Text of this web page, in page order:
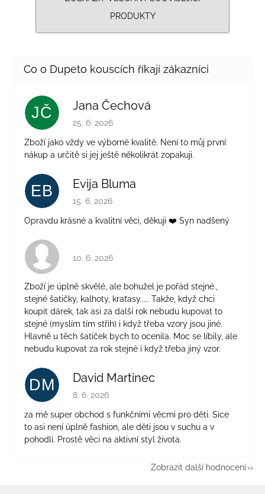
PRODUKTY
JČ Jana Čechová
Hodnocení obchodu je 5 z 5 hvězdiček.
25. 6. 2026
Zboží jako vždy ve výborné kvalitě. Není to můj první
nákup a určitě si jej ještě několikrát zopakuji.
EB Evija Bluma
Hodnocení obchodu je 5 z 5 hvězdiček.
15. 6. 2026
Opravdu krásné a kvalitní věci, děkuji ❤️ Syn nadšený
Hodnocení obchodu je 4 z 5 hvězdiček.
10. 6. 2026
Zboží je úplně skvělé, ale bohužel je pořád stejné.,
stejné šatičky, kalhoty, kraťasy..... Takže, když chci
koupit dárek, tak asi za další rok nebudu kupovat to
stejné (myslím tím střih) i když třeba vzory jsou jiné.
Hlavně u těch šatiček bych to ocenila. Moc se líbily, ale
nebudu kupovat za rok stejné i když třeba jiný vzor.
DM David Martinec
Hodnocení obchodu je 5 z 5 hvězdiček.
8. 6. 2026
za mě super obchod s funkčními věcmi pro děti. Sice
to asi není úplně fashion, ale děti jsou v suchu a v
pohodlí. Prostě věci na aktivní styl života.
Zobrazit další hodnocení